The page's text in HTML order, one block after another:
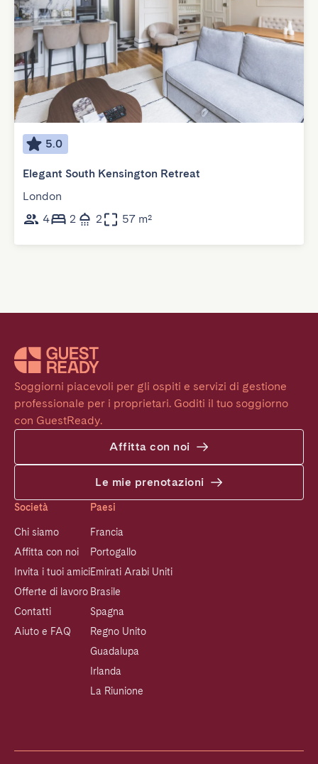
5.0
Elegant South Kensington Retreat
London
4
2 2 57 m²
Soggiorni piacevoli per gli ospiti e servizi di gestione
professionale per i proprietari. Goditi il tuo soggiorno
con GuestReady.
Affitta con noi
Le mie prenotazioni
Società
Chi siamo
Affitta con noi
Invita i tuoi amici
Offerte di lavoro
Contatti
Aiuto e FAQ
Paesi
Francia
Portogallo
Emirati Arabi Uniti
Brasile
Spagna
Regno Unito
Guadalupa
Irlanda
La Riunione